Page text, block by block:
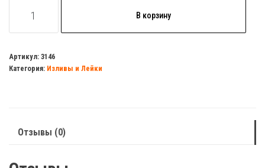
товара
изогнутый
20см
В корзину
Артикул: 3146
Категория: Изливы и Лейки
Отзывы (0)